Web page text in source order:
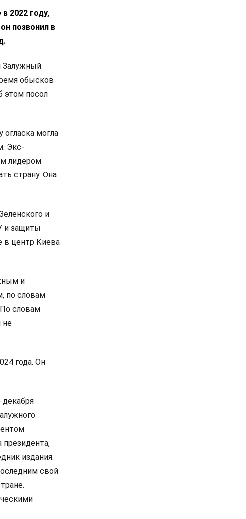
2022 году,
позвонил в
Залужный
обысков
этом посол
могла
Экс-
лидером
страну. Она
и
и защиты
в центр Киева
и
по словам
По словам
не
года. Он
декабря
издания.
свой